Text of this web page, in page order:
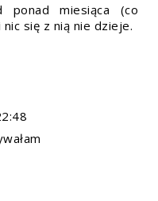
ponad miesiąca (co
się z nią nie dzieje.